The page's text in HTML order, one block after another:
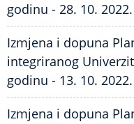
godinu - 28. 10.
Izmjena i dopuna
integriranog
godinu - 13. 10.
Izmjena i dopuna